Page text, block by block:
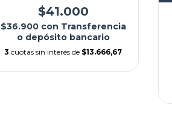
$41.000
$36.900 con Transferencia
o depósito bancario
3 cuotas sin interés de $13.666,67